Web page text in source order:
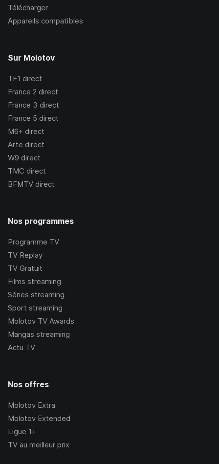
Télécharger
Appareils compatibles
Sur Molotov
TF1 direct
France 2 direct
France 3 direct
France 5 direct
M6+ direct
Arte direct
W9 direct
TMC direct
BFMTV direct
Nos programmes
Programme TV
TV Replay
TV Gratuit
Films streaming
Séries streaming
Sport streaming
Molotov TV Awards
Mangas streaming
Actu TV
Nos offres
Molotov Extra
Molotov Extended
Ligue 1+
TV au meilleur prix